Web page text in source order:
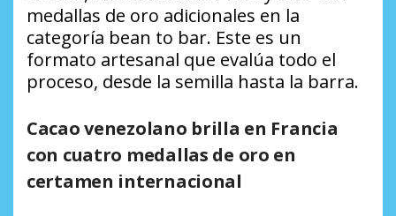
medallas de oro adicionales en la
categoría bean to bar. Este es un
formato artesanal que evalúa todo el
proceso, desde la semilla hasta la barra.
Cacao venezolano brilla en Francia
con cuatro medallas de oro en
certamen internacional